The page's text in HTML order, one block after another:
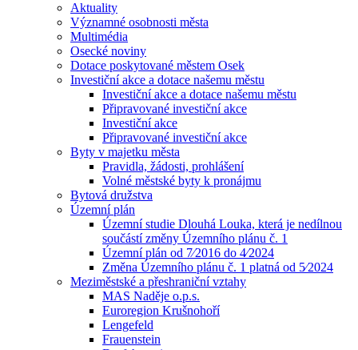
Aktuality
Významné osobnosti města
Multimédia
Osecké noviny
Dotace poskytované městem Osek
Investiční akce a dotace našemu městu
Investiční akce a dotace našemu městu
Připravované investiční akce
Investiční akce
Připravované investiční akce
Byty v majetku města
Pravidla, žádosti, prohlášení
Volné městské byty k pronájmu
Bytová družstva
Územní plán
Územní studie Dlouhá Louka, která je nedílnou
součástí změny Územního plánu č. 1
Územní plán od 7⁄2016 do 4⁄2024
Změna Územního plánu č. 1 platná od 5⁄2024
Meziměstské a přeshraniční vztahy
MAS Naděje o.p.s.
Euroregion Krušnohoří
Lengefeld
Frauenstein